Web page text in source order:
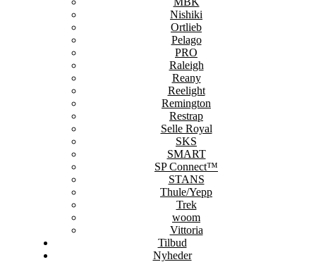
Nishiki
Ortlieb
Pelago
PRO
Raleigh
Reany
Reelight
Remington
Restrap
Selle Royal
SKS
SMART
SP Connect™
STANS
Thule/Yepp
Trek
woom
Vittoria
Tilbud
Nyheder